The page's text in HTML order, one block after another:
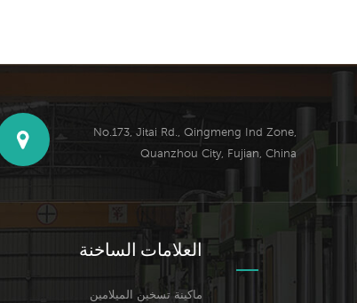
No.173, Jitai Rd., Qingmeng Ind Zone,
Quanzhou City, Fujian, China
العلامات الساخنة
ماكينة تسخين الميلامين